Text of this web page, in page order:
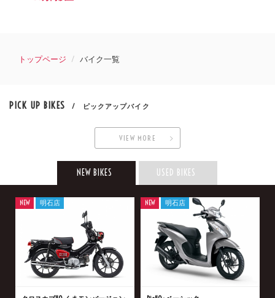
トップページ バイク一覧
PICK UP BIKES / ピックアップバイク
VIEW MORE
NEW BIKES USED BIKES
NEW 明石店 NEW 明石店